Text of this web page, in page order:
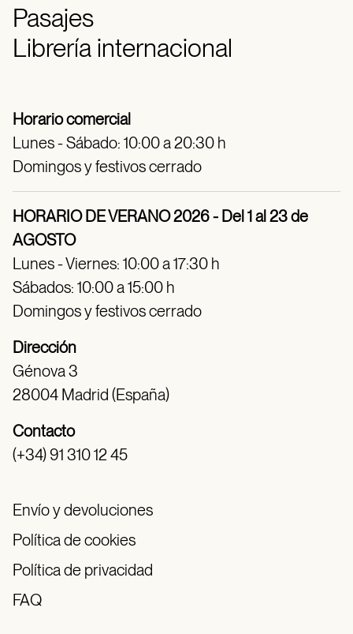
Pasajes
Librería internacional
Horario comercial
Lunes - Sábado: 10:00 a 20:30 h
Domingos y festivos cerrado
HORARIO DE VERANO 2026 - Del 1 al 23 de
AGOSTO
Lunes - Viernes: 10:00 a 17:30 h
Sábados: 10:00 a 15:00 h
Domingos y festivos cerrado
Dirección
Génova 3
28004 Madrid (España)
Contacto
(+34) 91 310 12 45
Envío y devoluciones
Política de cookies
Política de privacidad
FAQ